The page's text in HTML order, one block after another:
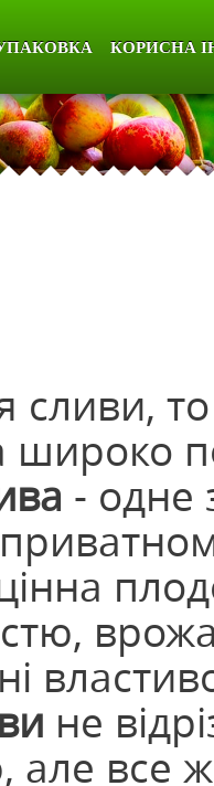
КОРИСНА
сливи,
широко
- одне
не
але все